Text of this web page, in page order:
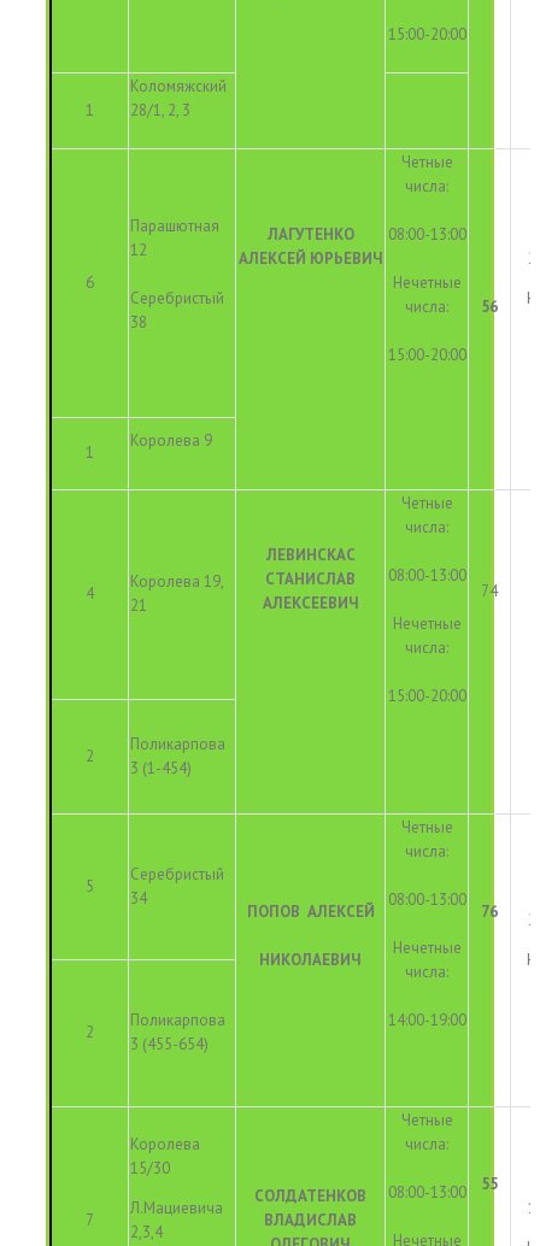
15:00-20:00
1
Коломяжский
28/1, 2, 3
6
Парашютная
12
Серебристый
38
ЛАГУТЕНКО
АЛЕКСЕЙ ЮРЬЕВИЧ
Четные
числа:
08:00-13:00
Нечетные
числа:
15:00-20:00
56
1
Королева 9
4
Королева 19,
21
ЛЕВИНСКАС
СТАНИСЛАВ
АЛЕКСЕЕВИЧ
Четные
числа:
08:00-13:00
Нечетные
числа:
15:00-20:00
74
2
Поликарпова
3 (1-454)
5
Серебристый
34
ПОПОВ АЛЕКСЕЙ
НИКОЛАЕВИЧ
Четные
числа:
08:00-13:00
Нечетные
числа:
14:00-19:00
76
2
Поликарпова
3 (455-654)
7
Королева
15/30
Л.Мациевича
2,3,4
СОЛДАТЕНКОВ
ВЛАДИСЛАВ
Четные
числа:
08:00-13:00
Нечетные
55